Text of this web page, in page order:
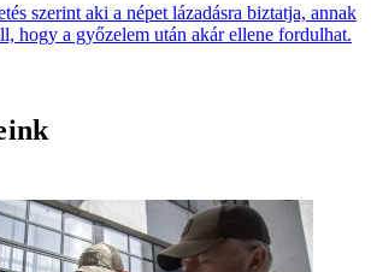
szerint aki a népet lázadásra biztatja, annak
hogy a győzelem után akár ellene fordulhat.